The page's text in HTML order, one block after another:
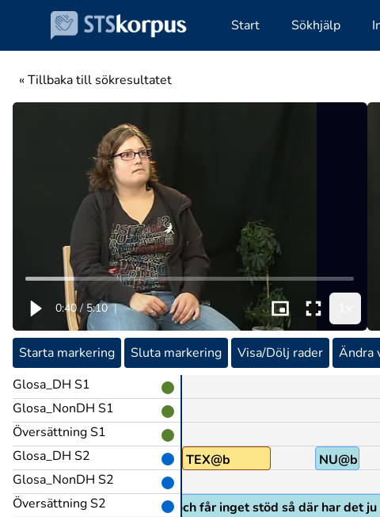
Start Sökhjälp
« Tillbaka till sökresultatet
0:40 / 5:10 |
Starta markering Sluta markering Visa/Dölj rader
Ändra
Glosa_DH S1
Glosa_NonDH S1
Översättning S1
Glosa_DH S2
Glosa_NonDH S2
Översättning S2
TEX@b NU@b
fler och dom integreras och får inget stöd så där har det